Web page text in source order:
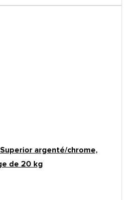
argenté/chrome,
de 20 kg